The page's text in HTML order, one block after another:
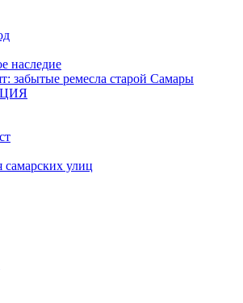
наследие
забытые ремесла старой Самары
улиц